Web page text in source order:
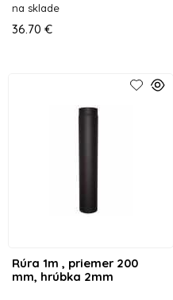
na sklade
36.70 €
Rúra 1m , priemer 200
mm, hrúbka 2mm